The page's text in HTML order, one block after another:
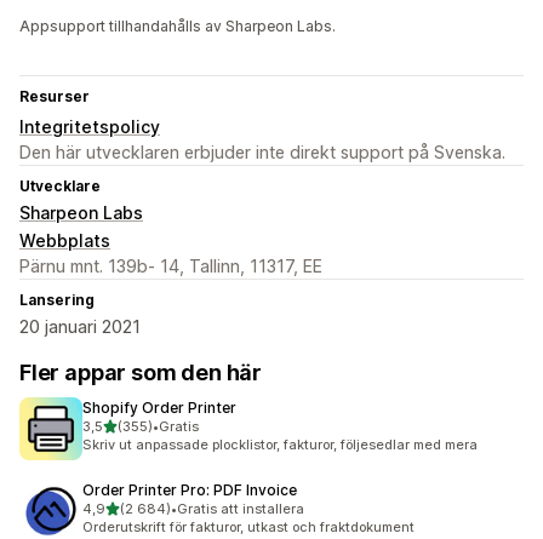
Appsupport tillhandahålls av Sharpeon Labs.
Resurser
Integritetspolicy
Den här utvecklaren erbjuder inte direkt support på Svenska.
Utvecklare
Sharpeon Labs
Webbplats
Pärnu mnt. 139b- 14, Tallinn, 11317, EE
Lansering
20 januari 2021
Fler appar som den här
Shopify Order Printer
3,5av 5 stjärnor
(355)
355 recensioner totalt
•Gratis
Skriv ut anpassade plocklistor, fakturor, följesedlar med mera
Order Printer Pro: PDF Invoice
4,9av 5 stjärnor
(2 684)
2684 recensioner totalt
•Gratis att installera
Orderutskrift för fakturor, utkast och fraktdokument